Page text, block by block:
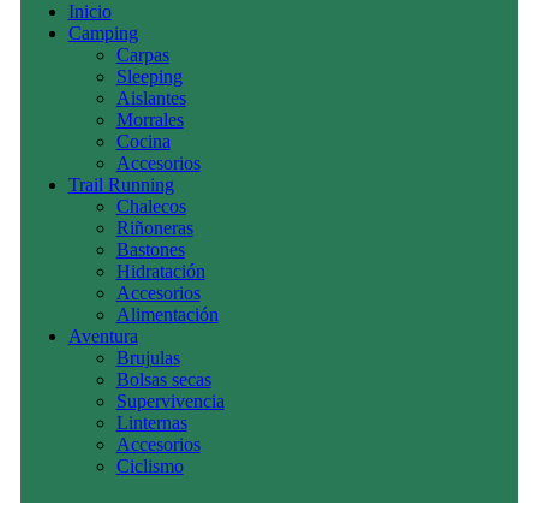
Inicio
Camping
Carpas
Sleeping
Aislantes
Morrales
Cocina
Accesorios
Trail Running
Chalecos
Riñoneras
Bastones
Hidratación
Accesorios
Alimentación
Aventura
Brujulas
Bolsas secas
Supervivencia
Linternas
Accesorios
Ciclismo